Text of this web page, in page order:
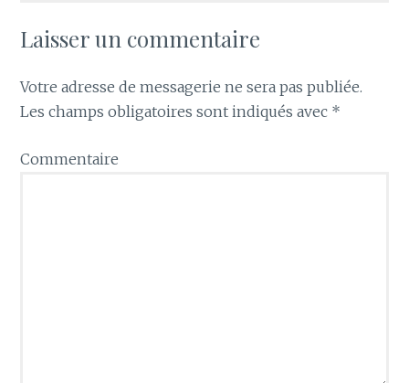
Laisser un commentaire
Votre adresse de messagerie ne sera pas publiée.
Les champs obligatoires sont indiqués avec *
Commentaire